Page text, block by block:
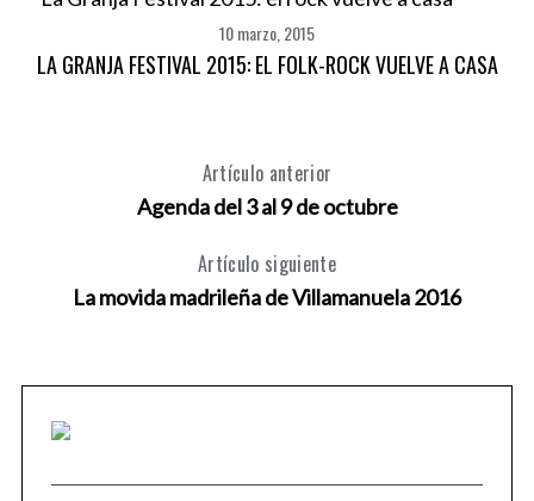
10 marzo, 2015
LA GRANJA FESTIVAL 2015: EL FOLK-ROCK VUELVE A CASA
Artículo anterior
Agenda del 3 al 9 de octubre
Artículo siguiente
La movida madrileña de Villamanuela 2016